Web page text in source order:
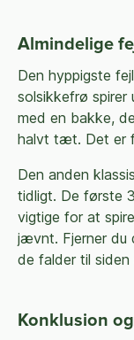
Almindelige
Den hyppigste
solsikkefrø spirer
med en bakke,
halvt tæt. Det er
Den anden
tidligt. De første
vigtige for at
jævnt. Fjerner du
de falder til siden
Konklusion